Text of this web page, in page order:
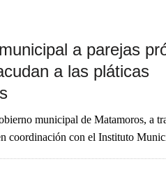
PLAYAS DEL GOLFO DE MÉXICO.
a parejas
a las pláticas
municipal de Matamoros, a
coordinación con el Instituto